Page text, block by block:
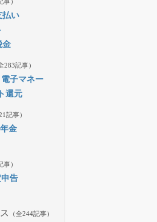
払い
金
283記事）
電子マネー
還元
記事）
年金
事）
告
（全244記事）